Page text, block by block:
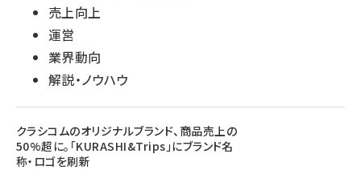
売上向上
運営
業界動向
解説・ノウハウ
クラシコムのオリジナルブランド、商品売上の
50%超に。「KURASHI&Trips」にブランド名
称・ロゴを刷新